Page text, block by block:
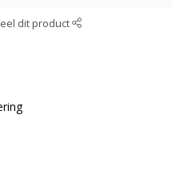
dit product